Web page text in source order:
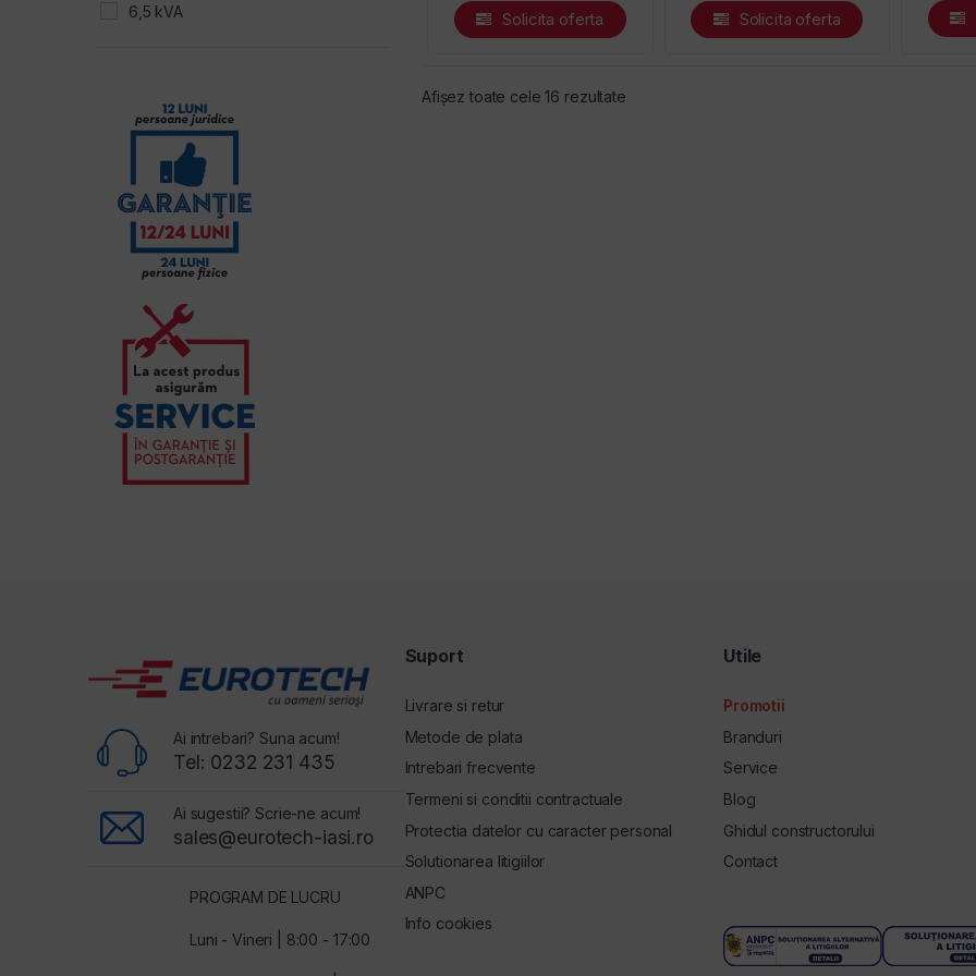
Solicita oferta Solicita oferta
Afișez toate cele 16 rezultateSortat după preț: de la mic la mare
6,5 kVA
Ai intrebari? Suna acum!
Tel: 0232 231 435
Ai sugestii? Scrie-ne acum!
sales@eurotech-iasi.ro
PROGRAM DE LUCRU
Luni - Vineri | 8:00 - 17:00
Suport
Livrare si retur
Metode de plata
Intrebari frecvente
Termeni si conditii contractuale
Protectia datelor cu caracter personal
Solutionarea litigiilor
ANPC
Info cookies
Utile
Promotii
Branduri
Service
Blog
Ghidul constructorului
Contact